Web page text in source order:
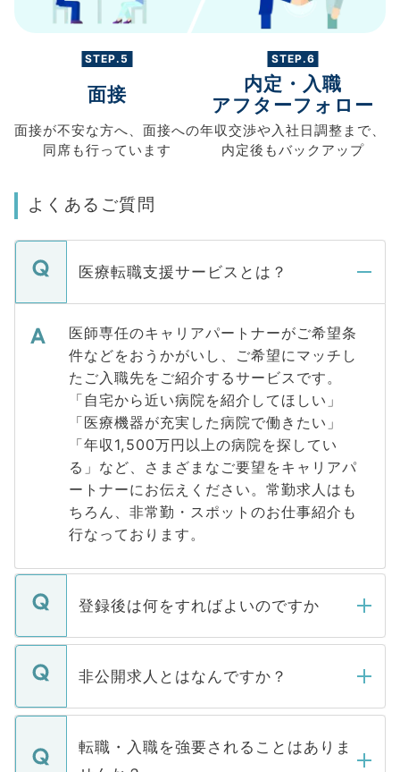
STEP.5
面接
面接が不安な方へ、 面接への
同席も行っています
STEP.6
内定・入職
アフターフォロー
年収交渉や入社日調整まで、
内定後もバックアップ
よくあるご質問
医療転職支援サービスとは？
医師専任のキャリアパートナーがご希望条
件などをおうかがいし、ご希望にマッチし
たご入職先をご紹介するサービスです。
「自宅から近い病院を紹介してほしい」
「医療機器が充実した病院で働きたい」
「年収1,500万円以上の病院を探してい
る」など、さまざまなご要望をキャリアパ
ートナーにお伝えください。常勤求人はも
ちろん、非常勤・スポットのお仕事紹介も
行なっております。
登録後は何をすればよいのですか
ご登録いただきましたら、弊社担当者がご
登録内容を確認し、その後メールもしくは
ます。通常、5営業日以内にはご連絡をせて
いただきますので、しばらくお待ちくださ
非公開求人とはなんですか？
マイナビDOCTORで取り扱っている求人の
うち約3割は、Webサイトからご覧いただ
けない「非公開求人」です。非公開求人は
転職・入職を強要されることはありま